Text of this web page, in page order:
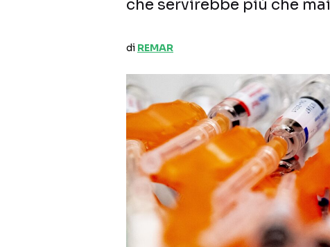
che servirebbe più che mai
di REMAR